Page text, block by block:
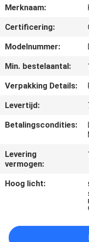
ONGEVEER
ONS
CONTACTEER
VERZOEK
OM EEN
SITEMAP
Merknaam:
Certificering:
Modelnummer:
Min. bestelaantal:
Verpakking Details:
Levertijd:
Betalingscondities:
Levering
vermogen:
Hoog licht: